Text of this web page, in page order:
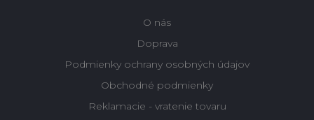
O nás
Doprava
Podmienky ochrany osobných údajov
Obchodné podmienky
Reklamacie - vratenie tovaru